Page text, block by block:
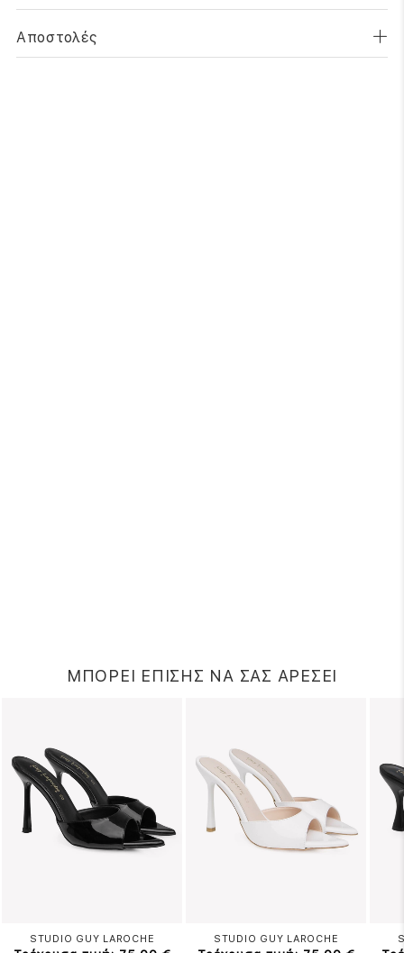
Αποστολές
ΜΠΟΡΕΙ ΕΠΙΣΗΣ ΝΑ ΣΑΣ ΑΡΕΣΕΙ
STUDIO GUY LAROCHE STUDIO GUY LAROCHE